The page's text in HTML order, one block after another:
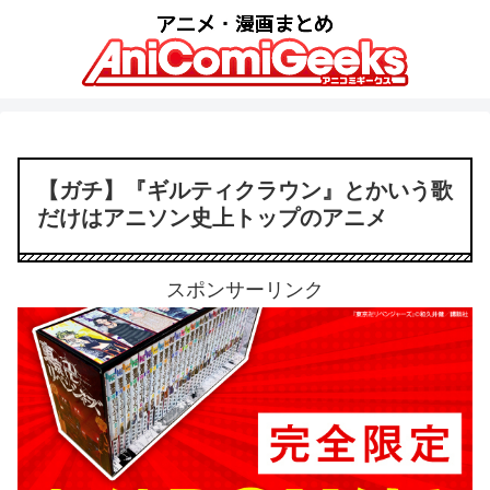
【ガチ】『ギルティクラウン』とかいう歌
だけはアニソン史上トップのアニメ
スポンサーリンク